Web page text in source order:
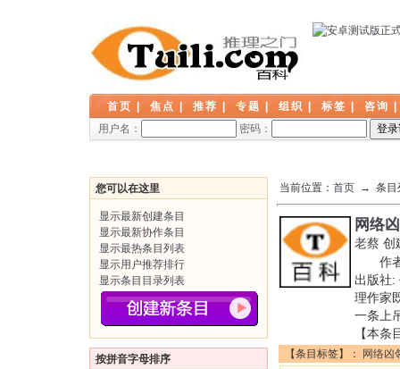
首页 焦点 推荐 专题 组织 标签 咨询
用户名：
密码：
您可以在这里
显示最新创建条目
显示最新协作条目
显示最热条目列表
显示用户推荐排行
显示条目目录列表
按拼音字母排序
当前位置： 首页 → 条目
网络
老蔡 创
作者
出版
理作家
一条上
【本条
【条目标签】： 网络凶